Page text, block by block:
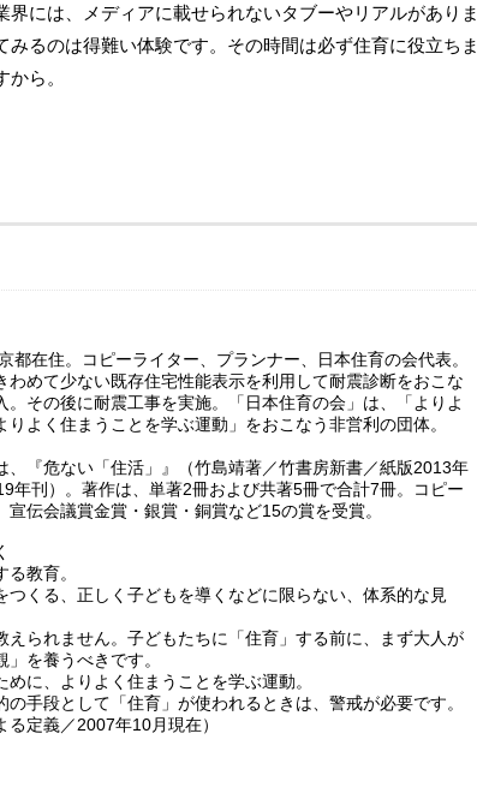
界には、メディアに載せられないタブーやリアルがありま
るのは得難い体験です。その時間は必ず住育に役立ちま
ら。
都在住。コピーライター、プランナー、日本住育の会代表。
わめて少ない既存住宅性能表示を利用して耐震診断をおこな
。その後に耐震工事を実施。「日本住育の会」は、「よりよ
りよく住まうことを学ぶ運動」をおこなう非営利の団体。
、『危ない「住活」』（竹島靖著／竹書房新書／紙版2013年
年刊）。著作は、単著2冊および共著5冊で合計7冊。コピー
宣伝会議賞金賞・銀賞・銅賞など15の賞を受賞。
教育。
くる、正しく子どもを導くなどに限らない、体系的な見
られません。子どもたちに「住育」する前に、まず大人が
を養うべきです。
に、よりよく住まうことを学ぶ運動。
手段として「住育」が使われるときは、警戒が必要です。
る定義／2007年10月現在）